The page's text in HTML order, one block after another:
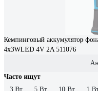
Кемпинговый аккумулятор
4х3WLED 4V 2A 511076
Часто ищут
3 Вт
5 Вт 10 Вт 1